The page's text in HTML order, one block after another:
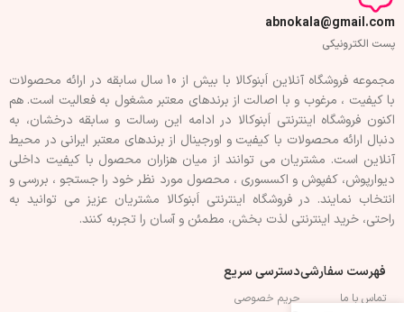
abnokala@gmail.com
پست الکترونیکی
مجموعه فروشگاه آنلاین اَبنوکالا با بیش از 10 سال سابقه در ارائه محصولات
با کيفيت ، مرغوب و با اصالت از برندهای معتبر مشغول به فعاليت است. هم
اکنون فروشگاه اینترنتی اَبنوکالا در ادامه اين رسالت و سابقه درخشان، به
دنبال ارائه محصولات با کيفيت و اورجينال از برندهای معتبر ايرانی در محيط
آنلاين است. مشتريان می توانند از ميان هزاران محصول با کيفيت داخلی
دیوارپوش، کفپوش و اکسسوری ، محصول مورد نظر خود را جستجو ، بررسی و
انتخاب نمايند. در فروشگاه اینترنتی اَبنوکالا مشتريان عزیز می توانيد به
راحتی، خرید اینترنتی لذت بخش، مطمئن و آسان را تجربه کنند.
فهرست سفارشی
تماس با ما
دسترسی سریع
حریم خصوصی